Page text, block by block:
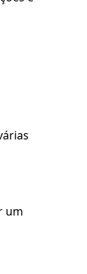
um